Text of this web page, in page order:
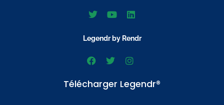
Legendr by Rendr
Télécharger Legendr®